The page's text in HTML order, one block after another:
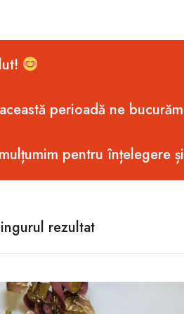
perioadă ne
pentru înțelegere
rezultat